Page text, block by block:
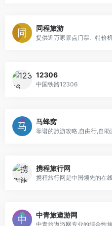
同程旅游
12306
中国铁路12306
马蜂窝
携程旅行网
中青旅遨游网